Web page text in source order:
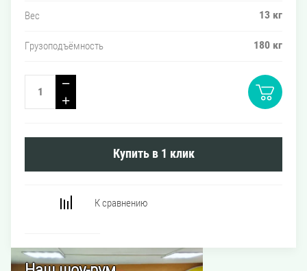
Вес 13 кг
Грузоподъёмность 180 кг
−
+
Купить в 1 клик